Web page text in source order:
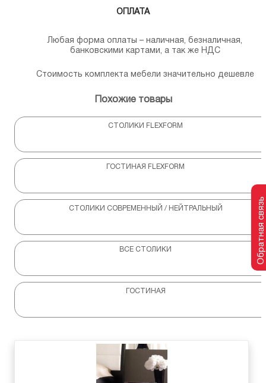
ОПЛАТА
Любая форма оплаты – наличная, безналичная,
банковскими картами, а так же НДС
Стоимость комплекта мебели значительно дешевле
Похожие товары
СТОЛИКИ FLEXFORM
ГОСТИНАЯ FLEXFORM
СТОЛИКИ СОВРЕМЕННЫЙ / НЕЙТРАЛЬНЫЙ
ВСЕ СТОЛИКИ
ГОСТИНАЯ
Обратная связь